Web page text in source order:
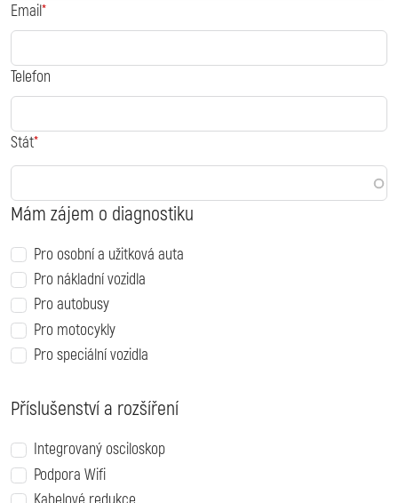
Email
Telefon
Stát
Mám zájem o diagnostiku
Pro osobní a užitková auta
Pro nákladní vozidla
Pro autobusy
Pro motocykly
Pro speciální vozidla
Příslušenství a rozšíření
Integrovaný osciloskop
Podpora Wifi